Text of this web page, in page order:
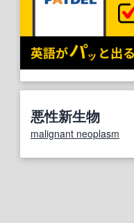
悪性新生物
malignant neoplasm